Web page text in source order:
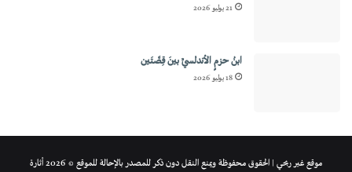
21 يوليو 2026
ابنُ حزمٍ الأندلسيِّ بينَ قِصَّتَين
18 يوليو 2026
موقع غير ربحي | الحقوق محفوظة ويمنع النقل دون ذكر للمصدر بالإحالة للموقع © 2026 أثارة